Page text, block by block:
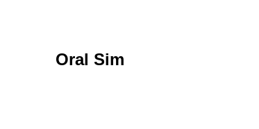
Oral Sim